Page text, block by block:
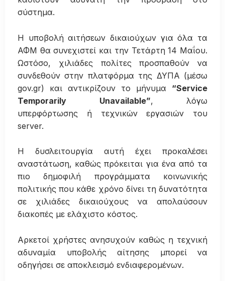
σύστημα.
Η υποβολή αιτήσεων δικαιούχων για όλα τα
ΑΦΜ θα συνεχιστεί και την Τετάρτη 14 Μαΐου.
Ωστόσο, χιλιάδες πολίτες προσπαθούν να
συνδεθούν στην πλατφόρμα της ΔΥΠΑ (μέσω
gov.gr) και αντικρίζουν το μήνυμα “Service
Temporarily Unavailable”, λόγω
υπερφόρτωσης ή τεχνικών εργασιών του
server.
Η δυσλειτουργία αυτή έχει προκαλέσει
αναστάτωση, καθώς πρόκειται για ένα από τα
πιο δημοφιλή προγράμματα κοινωνικής
πολιτικής που κάθε χρόνο δίνει τη δυνατότητα
σε χιλιάδες δικαιούχους να απολαύσουν
διακοπές με ελάχιστο κόστος.
Αρκετοί χρήστες ανησυχούν καθώς η τεχνική
αδυναμία υποβολής αίτησης μπορεί να
οδηγήσει σε αποκλεισμό ενδιαφερομένων.